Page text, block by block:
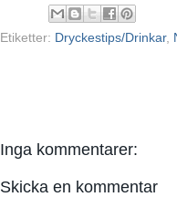
Etiketter: Dryckestips/Drinkar,
Inga kommentarer:
Skicka en kommentar